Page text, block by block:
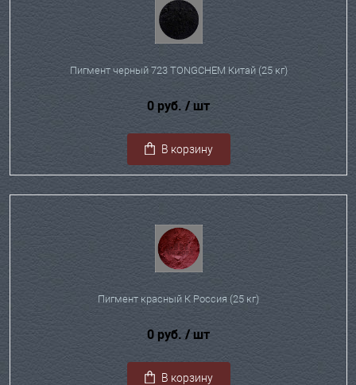
Пигмент черный 723 TONGCHEM Китай (25 кг)
0 руб. / шт
В корзину
Пигмент красный К Россия (25 кг)
0 руб. / шт
В корзину